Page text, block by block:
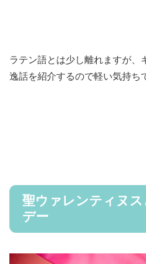
ラテン語とは少し離れますが、
逸話を紹介するので軽い気持ち
聖ウァレンティヌ
デー